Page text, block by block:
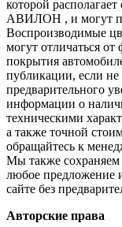
которой
АВИЛОН , и могут
Воспроизводимые
могут отличаться от
покрытия
публикации, если не
предварительного
информации о
техническими
а также точной
обращайтесь к
Мы также сохраняем
любое предложение
сайте без
Авторские права